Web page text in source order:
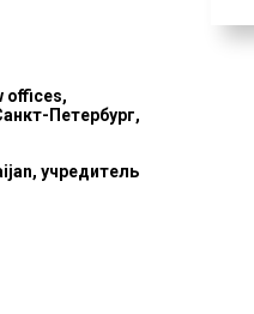
offices,
Петербург,
учредитель